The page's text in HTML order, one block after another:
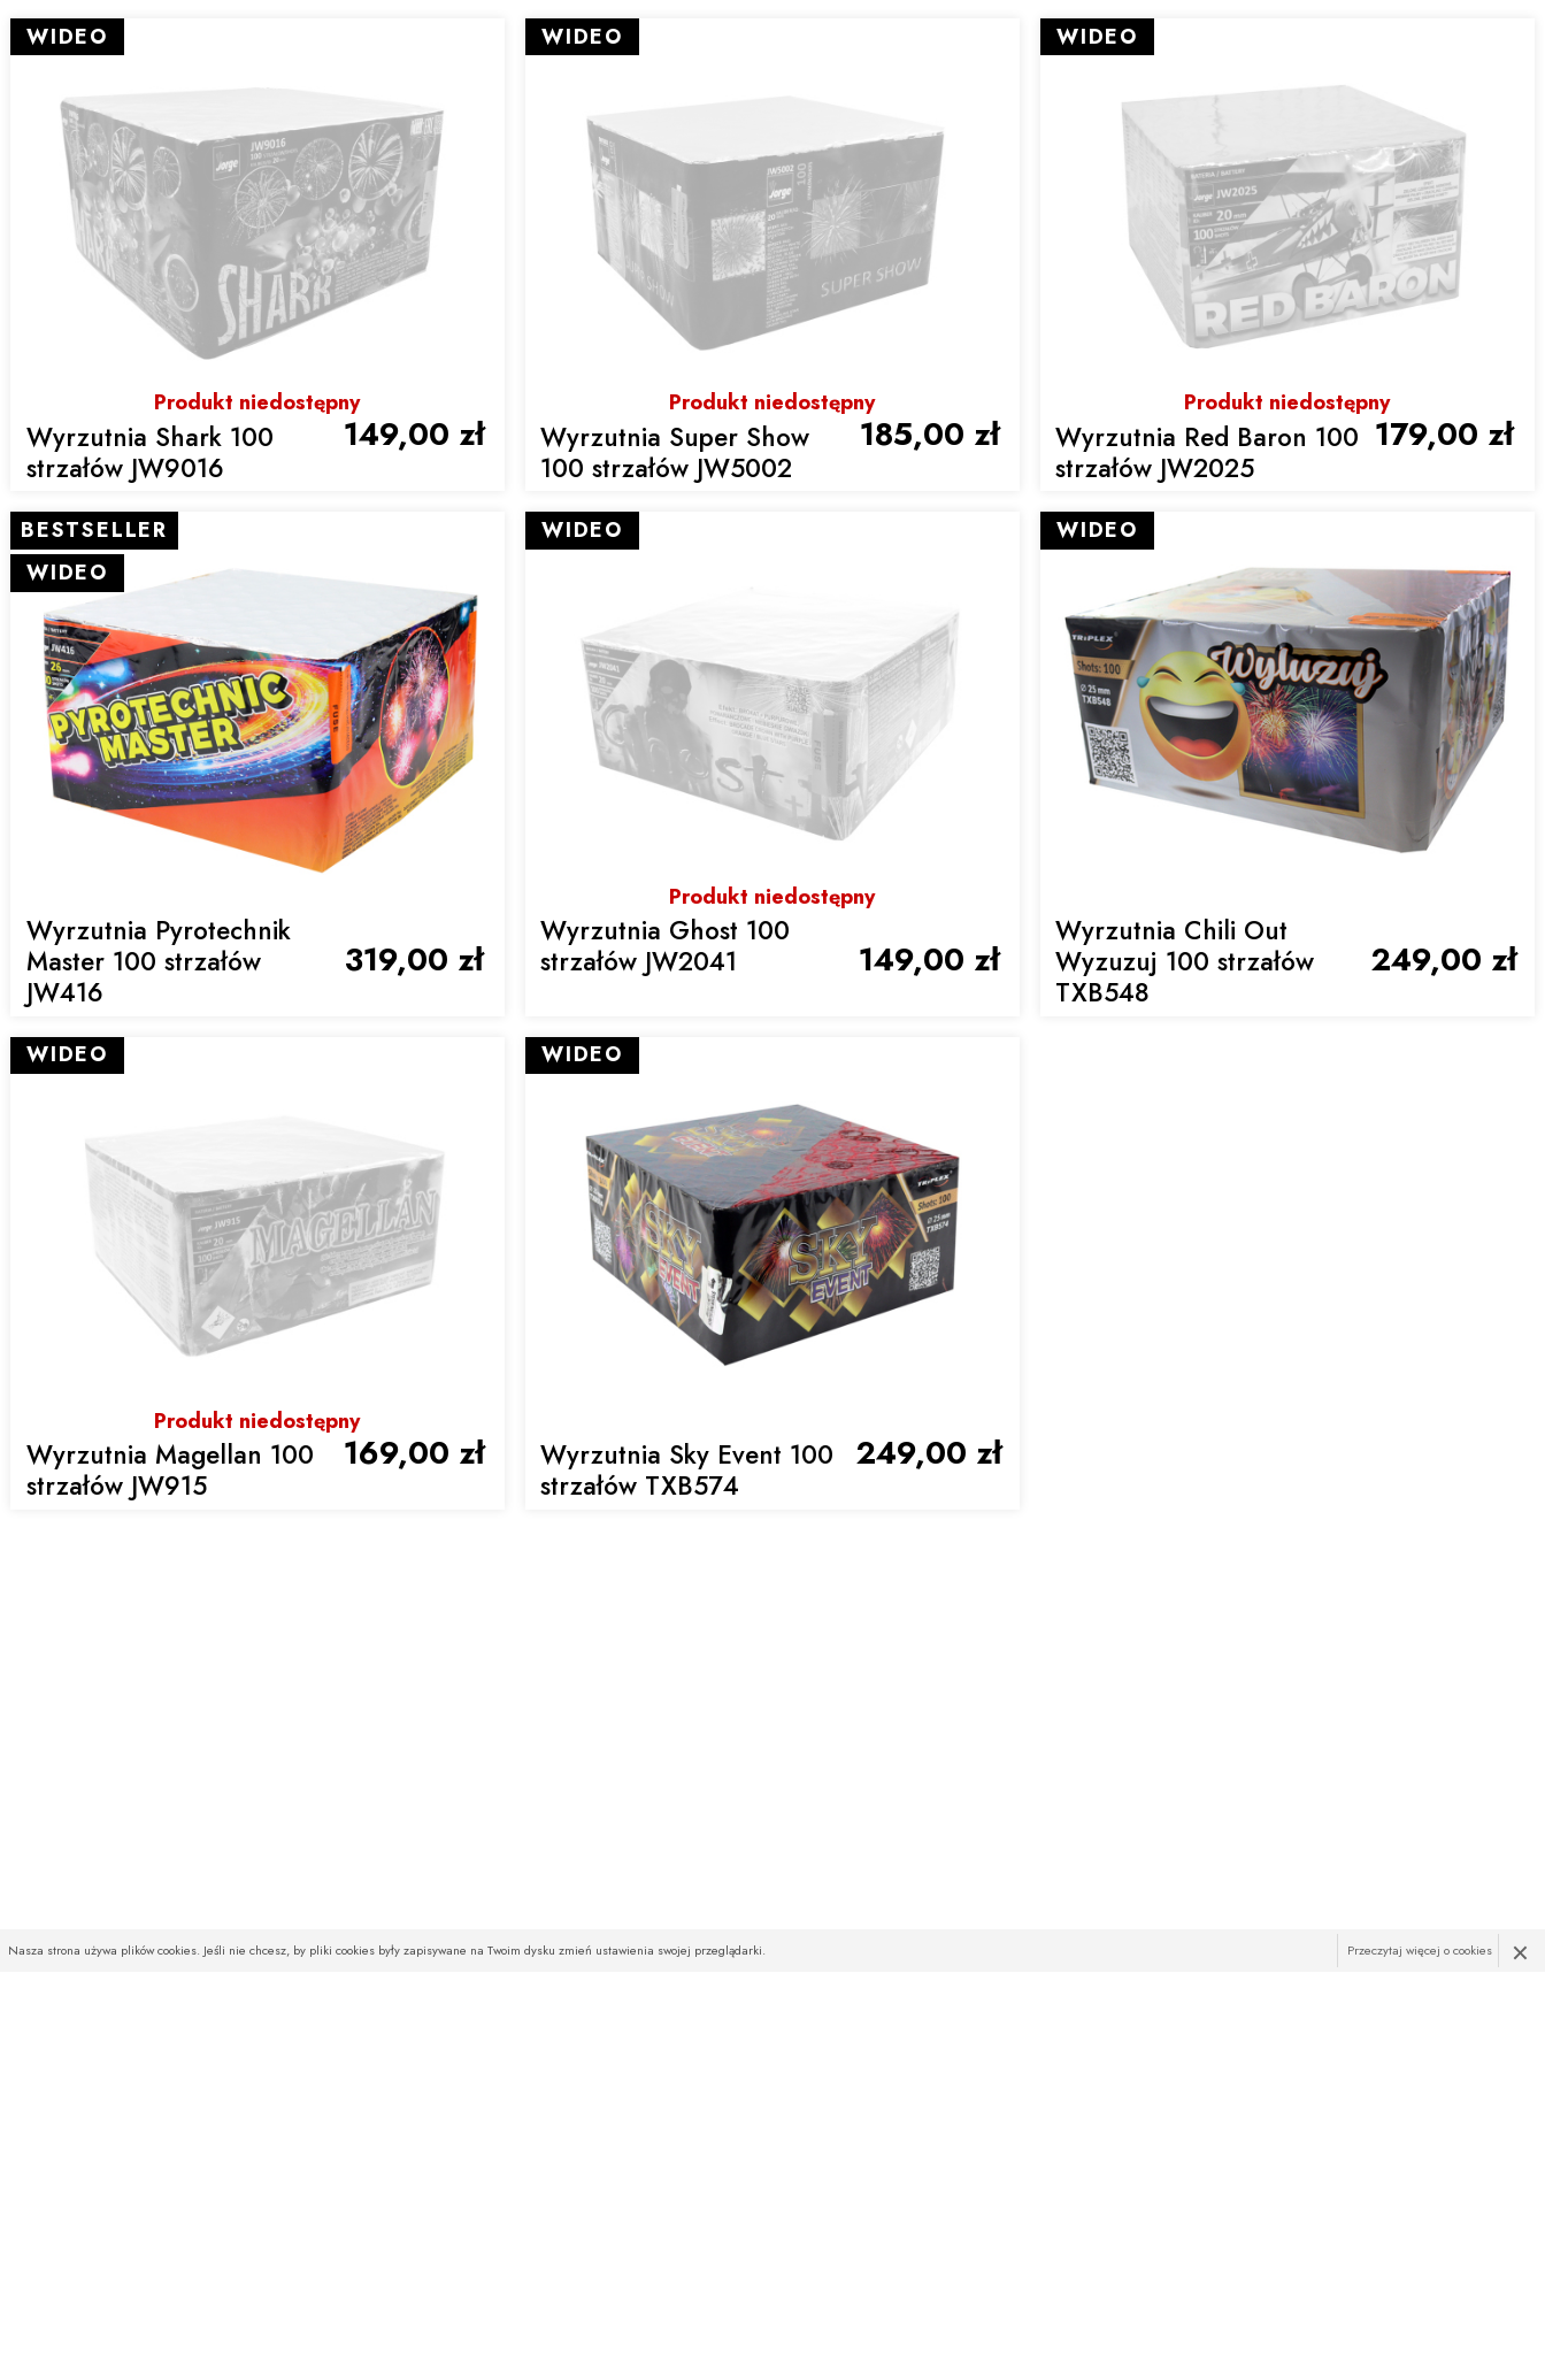
Produkt niedostępny
Wyrzutnia Shark 100
strzałów JW9016
149,00 zł
WIDEO
Produkt niedostępny
Wyrzutnia Super Show
100 strzałów JW5002
185,00 zł
WIDEO
Produkt niedostępny
Wyrzutnia Red Baron 100
strzałów JW2025
179,00 zł
WIDEO
Wyrzutnia Pyrotechnik
Master 100 strzałów
JW416
319,00 zł
BESTSELLER
WIDEO
Produkt niedostępny
Wyrzutnia Ghost 100
strzałów JW2041
149,00 zł
WIDEO
Wyrzutnia Chili Out
Wyzuzuj 100 strzałów
TXB548
249,00 zł
WIDEO
Produkt niedostępny
Wyrzutnia Magellan 100
strzałów JW915
169,00 zł
WIDEO
Wyrzutnia Sky Event 100
strzałów TXB574
249,00 zł
WIDEO
Nasza strona używa plików cookies. Jeśli nie chcesz, by pliki cookies były zapisywane na Twoim dysku zmień ustawienia swojej przeglądarki. ×
Przeczytaj więcej o cookies